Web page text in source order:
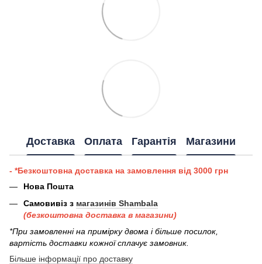
Доставка Оплата Гарантія Магазини
- *Безкоштовна доставка на замовлення від 3000 грн
Нова Пошта
Самовивіз з магазинів Shambala
(безкоштовна доставка в магазини)
*При замовленні на примірку двома і більше посилок,
вартість доставки кожної сплачує замовник.
Більше інформації про доставку